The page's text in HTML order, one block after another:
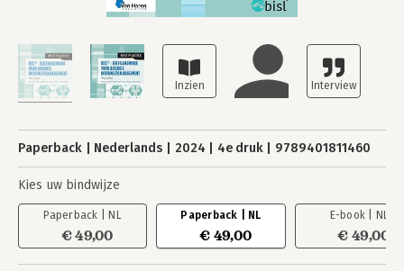
Paperback Nederlands 2024 4e druk 9789401811460
Kies uw bindwijze
Paperback | NL
€ 49,00
Paperback | NL
€ 49,00
E-book | NL
€ 49,00